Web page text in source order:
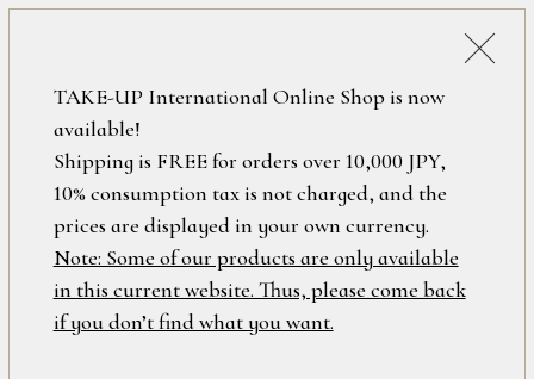
フリーワード
在庫なし含む
アイテム
ロ
グ
イ
ン
/
新
規
会
TAKE-UP International Online Shop is now
available!
Shipping is FREE for orders over 10,000 JPY,
10% consumption tax is not charged, and the
prices are displayed in your own currency.
Note: Some of our products are only available
in this current website. Thus, please come back
if you don’t find what you want.